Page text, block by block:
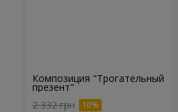
Композиция "Трогательный
презент"
2 332 грн